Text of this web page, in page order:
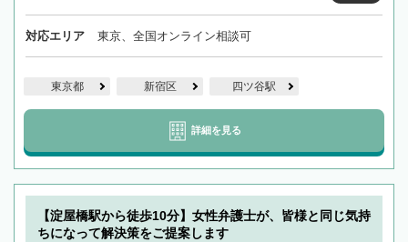
対応エリア 東京、全国オンライン相談可
東京都 新宿区 四ツ谷駅
詳細を見る
【淀屋橋駅から徒歩10分】女性弁護士が、皆様と同じ気持
ちになって解決策をご提案します